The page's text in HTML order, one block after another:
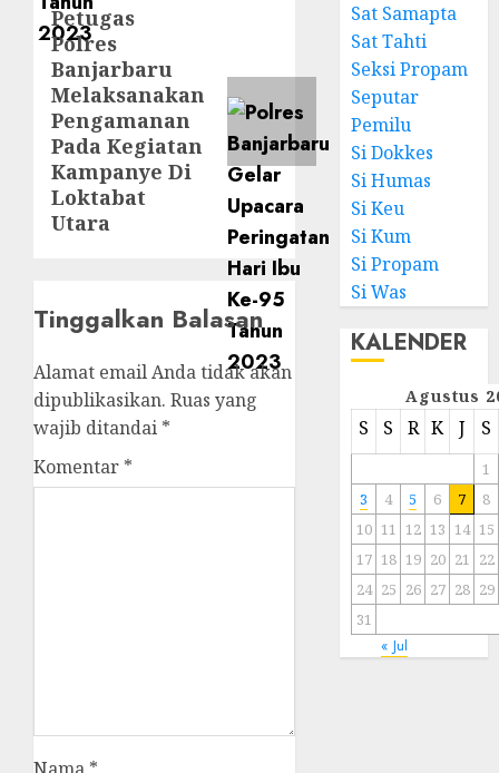
Petugas
Polres
Banjarbaru
Melaksanakan
Pengamanan
Pada Kegiatan
Kampanye Di
Loktabat
Utara
Tinggalkan Balasan
Alamat email Anda tidak akan
dipublikasikan. Ruas yang
wajib ditandai *
Komentar *
Sat Samapta
Sat Tahti
Seksi Propam
Seputar
Pemilu
Si Dokkes
Si Humas
Si Keu
Si Kum
Si Propam
Si Was
KALENDER
Agustus
S S R K J S
1
3
4 5 6 7
8
10 11 12 13 14 15
17 18 19 20 21 22
24 25 26 27 28 29
31
« Jul